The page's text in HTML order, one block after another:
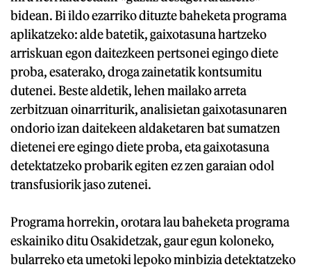
bidean. Bi ildo ezarriko dituzte baheketa programa
aplikatzeko: alde batetik, gaixotasuna hartzeko
arriskuan egon daitezkeen pertsonei egingo diete
proba, esaterako, droga zainetatik kontsumitu
dutenei. Beste aldetik, lehen mailako arreta
zerbitzuan oinarriturik, analisietan gaixotasunaren
ondorio izan daitekeen aldaketaren bat sumatzen
dietenei ere egingo diete proba, eta gaixotasuna
detektatzeko probarik egiten ez zen garaian odol
transfusiorik jaso zutenei.
Programa horrekin, orotara lau baheketa programa
eskainiko ditu Osakidetzak, gaur egun koloneko,
bularreko eta umetoki lepoko minbizia detektatzeko